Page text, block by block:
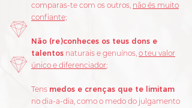
comparas-te com os outros, não és muito
confiante;
Não (re)conheces os teus dons e
talentos naturais e genuínos, o teu valor
único e diferenciador;
Tens medos e crenças que te limitam
no dia-a-dia, como o medo do julgamento